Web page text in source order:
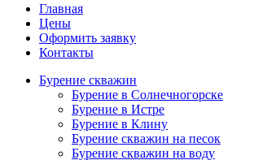
Главная
Цены
Оформить заявку
Контакты
Бурение скважин
Бурение в Солнечногорске
Бурение в Истре
Бурение в Клину
Бурение скважин на песок
Бурение скважин на воду